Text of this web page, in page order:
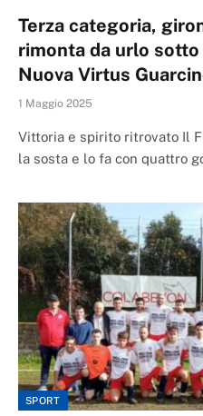
Terza categoria,
rimonta da urlo
Nuova Virtus
1 Maggio 2025
Vittoria e spirito ritrovato Il
la sosta e lo fa con quattro
SPORT